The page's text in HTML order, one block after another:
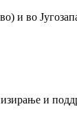
и во
и